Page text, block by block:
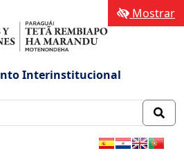
Interinstitucional
Mostrar